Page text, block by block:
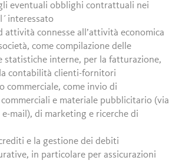
eventuali obblighi contrattuali nei
attività connesse all’attività economica
come compilazione delle
statistiche interne, per la fatturazione,
contabilità clienti-fornitori
commerciale, come invio di
e materiale pubblicitario (via
e-mail), di marketing e ricerche di
e la gestione dei debiti
in particolare per assicurazioni